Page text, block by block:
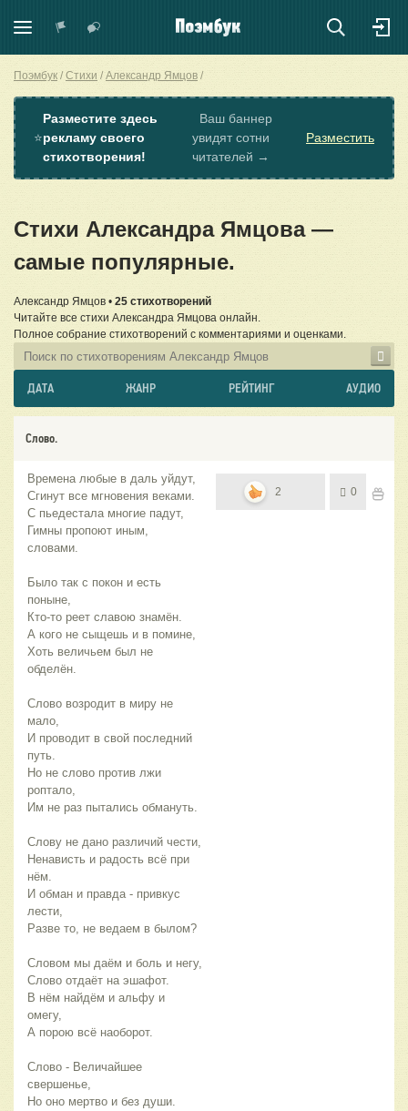
Поэмбук Стихи Александр Ямцов
⭐
Разместите здесь
рекламу своего
стихотворения!
Ваш баннер
увидят сотни
читателей →
Разместить
Стихи Александра Ямцова —
самые популярные.
Александр Ямцов • 25 стихотворений
Читайте все стихи Александра Ямцова онлайн.
Полное собрание стихотворений с комментариями и оценками.
ДАТА ЖАНР РЕЙТИНГ АУДИО
Слово.
Времена любые в даль уйдут,
Сгинут все мгновения веками.
С пьедестала многие падут,
Гимны пропоют иным,
словами.
Было так с покон и есть
поныне,
Кто-то реет славою знамён.
А кого не сыщешь и в помине,
Хоть величьем был не
обделён.
Слово возродит в миру не
мало,
И проводит в свой последний
путь.
Но не слово против лжи
роптало,
Им не раз пытались обмануть.
Слову не дано различий чести,
Ненависть и радость всё при
нём.
И обман и правда - привкус
лести,
Разве то, не ведаем в былом?
Словом мы даём и боль и негу,
Слово отдаёт на эшафот.
В нём найдём и альфу и
омегу,
А порою всё наоборот.
Слово - Величайшее
свершенье,
Но оно мертво и без души.
2 0